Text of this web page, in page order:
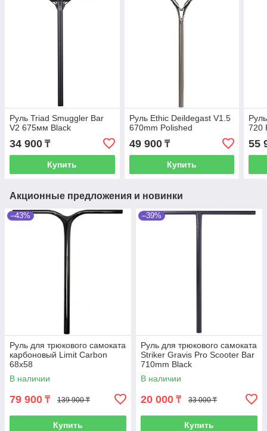
Руль Triad Smuggler Bar
V2 675мм Black
34 900 ₸
Купить
Руль Ethic Deildegast V1.5
670mm Polished
49 900₸
Купить
720
55
Акционные предложения и новинки
–43%
Руль для трюкового самоката
карбоновый Limit Carbon
68x58
В наличии
79 900 ₸ 139 900 ₸
Купить
–39%
Руль для трюкового самоката
Striker Gravis Pro Scooter Bar
710mm Black
В наличии
20 000 ₸ 33 000 ₸
Купить